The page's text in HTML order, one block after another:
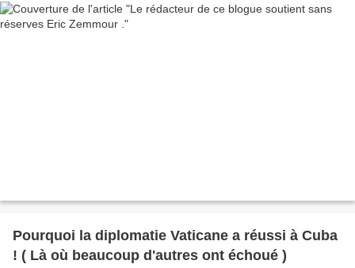
Pourquoi la diplomatie Vaticane a réussi à Cuba
! ( Là où beaucoup d'autres ont échoué )